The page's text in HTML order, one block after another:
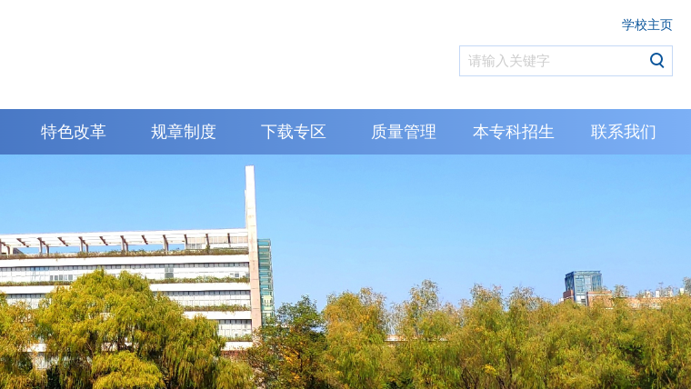
学校主页
特色改革 规章制度 下载专区 质量管理 本专科招生 联系我们